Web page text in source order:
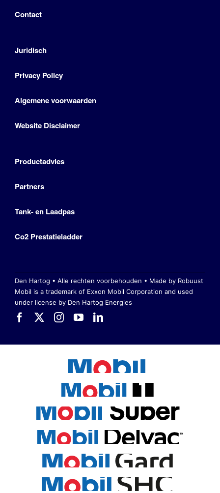
Contact
Juridisch
Privacy Policy
Algemene voorwaarden
Website Disclaimer
Productadvies
Partners
Tank- en Laadpas
Co2 Prestatieladder
Den Hartog • Alle rechten voorbehouden • Made by Robuust
Mobil is a trademark of Exxon Mobil Corporation and used
under license by Den Hartog Energies